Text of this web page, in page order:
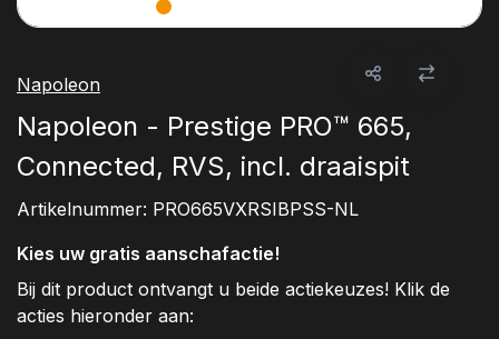
Napoleon
Napoleon - Prestige PRO™ 665,
Connected, RVS, incl. draaispit
Artikelnummer: PRO665VXRSIBPSS-NL
Kies uw gratis aanschafactie!
Bij dit product ontvangt u beide actiekeuzes! Klik de
acties hieronder aan: